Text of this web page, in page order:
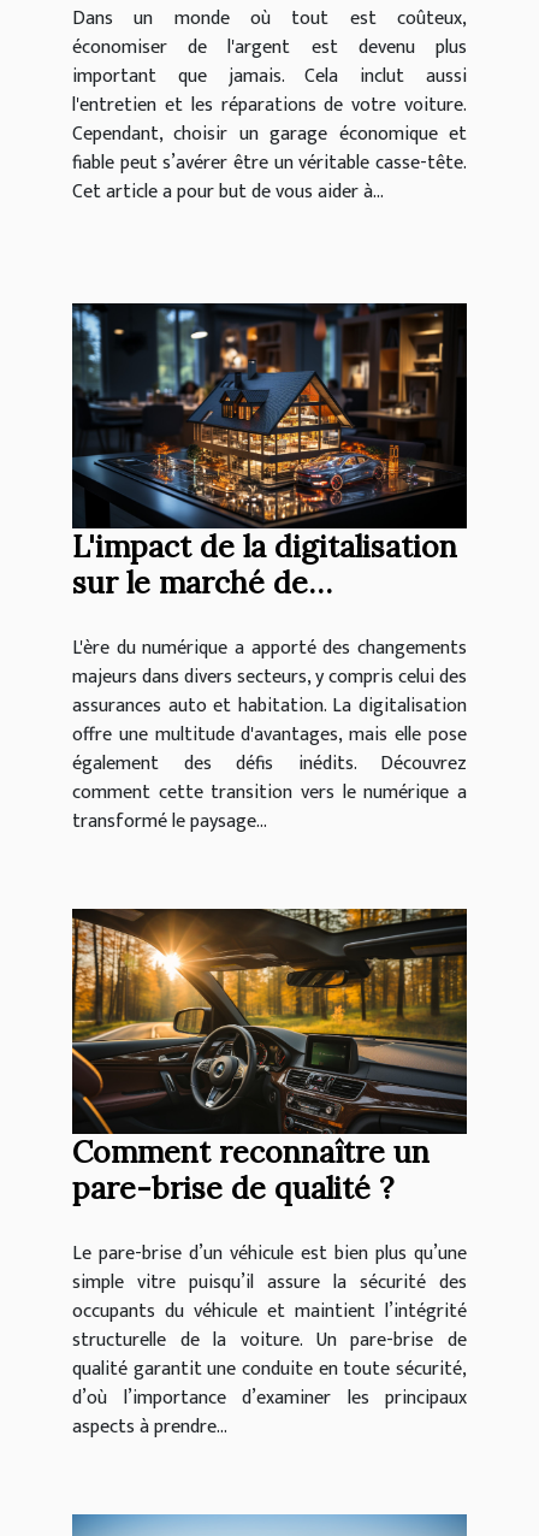
garage économique et
fiable
Dans un monde où tout est coûteux,
économiser de l'argent est devenu plus
important que jamais. Cela inclut aussi
l'entretien et les réparations de votre voiture.
Cependant, choisir un garage économique et
fiable peut s’avérer être un véritable casse-tête.
Cet article a pour but de vous aider à...
L'impact de la digitalisation
sur le marché de
habitation
L'ère du numérique a apporté des changements
majeurs dans divers secteurs, y compris celui des
assurances auto et habitation. La digitalisation
offre une multitude d'avantages, mais elle pose
également des défis inédits. Découvrez
comment cette transition vers le numérique a
transformé le paysage...
Comment reconnaître un
pare-brise de qualité ?
Le pare-brise d’un véhicule est bien plus qu’une
simple vitre puisqu’il assure la sécurité des
occupants du véhicule et maintient l’intégrité
structurelle de la voiture. Un pare-brise de
qualité garantit une conduite en toute sécurité,
d’où l’importance d’examiner les principaux
aspects à prendre...